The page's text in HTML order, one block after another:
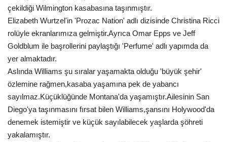
çekildiği Wilmington kasabasına taşınmıştır.
Elizabeth Wurtzel'in 'Prozac Nation' adlı dizisinde Christina Ricci
rolüyle ekranlarımıza gelmiştir.Ayrıca Omar Epps ve Jeff
Goldblum ile başrollerini paylaştığı 'Perfume' adlı yapımda da
yer almaktadır.
Aslında Williams şu sıralar yaşamakta olduğu 'büyük şehir'
özlemine rağmen,kasaba yaşamına pek de yabancı
sayılmaz.Küçüklüğünde Montana'da yaşamıştır.Ailesinin San
Diego'ya taşınmasını fırsat bilen Williams,şansını Holywood'da
denemek istemiştir ve küçük sayılabilecek yaşlarda şöhreti
yakalamıştır.